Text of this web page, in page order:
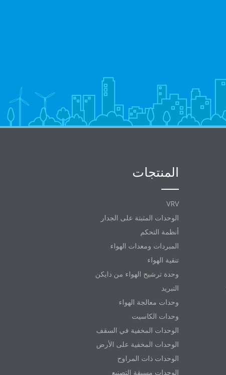
المنتجات
VRV
الوحدات المثبتة على الجدار
أنظمة التحكم
المبردات ومعدات الهواء
تنقية الهواء
وحدة ترشيح الهواء من دايكن
التبريد
وحدات معالجة الهواء
وحدات الكاسيت
الوحدات المخفية في السقف
الوحدات المخفية على الأرض
الوحدات ذات المراوح
الوحدات مسبقة التصنيع